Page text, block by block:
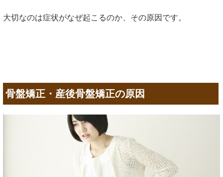
大切なのは症状がなぜ起こるのか、その原因です。
骨盤矯正・産後骨盤矯正の原因